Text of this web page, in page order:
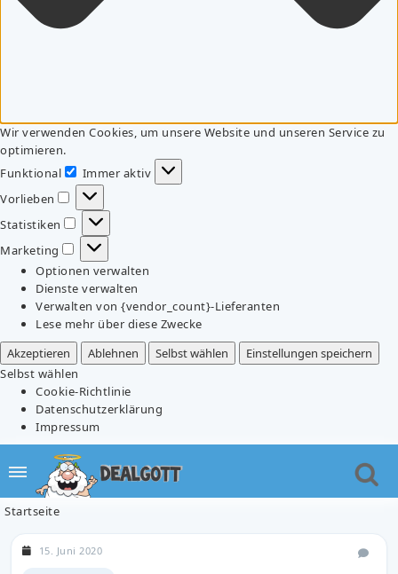
Wir verwenden Cookies, um unsere Website und unseren Service zu
optimieren.
Funktional
Funktional
Immer aktiv
Vorlieben
Vorlieben
Statistiken
Statistiken
Marketing
Marketing
Optionen verwalten
Dienste verwalten
Verwalten von {vendor_count}-Lieferanten
Lese mehr über diese Zwecke
Akzeptieren
Ablehnen Selbst wählen
Einstellungen speichern
Selbst wählen
Cookie-Richtlinie
Datenschutzerklärung
Impressum
Startseite
15. Juni 2020